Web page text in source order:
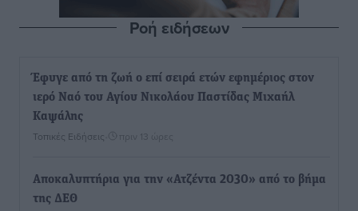
Ροή ειδήσεων
Έφυγε από τη ζωή ο επί σειρά ετών εφημέριος στον
ιερό Ναό του Αγίου Νικολάου Παστίδας Μιχαήλ
Καψάλης
Τοπικές Ειδήσεις πριν 13 ώρες
Αποκαλυπτήρια για την «Ατζέντα 2030» από το βήμα
της ΔΕΘ